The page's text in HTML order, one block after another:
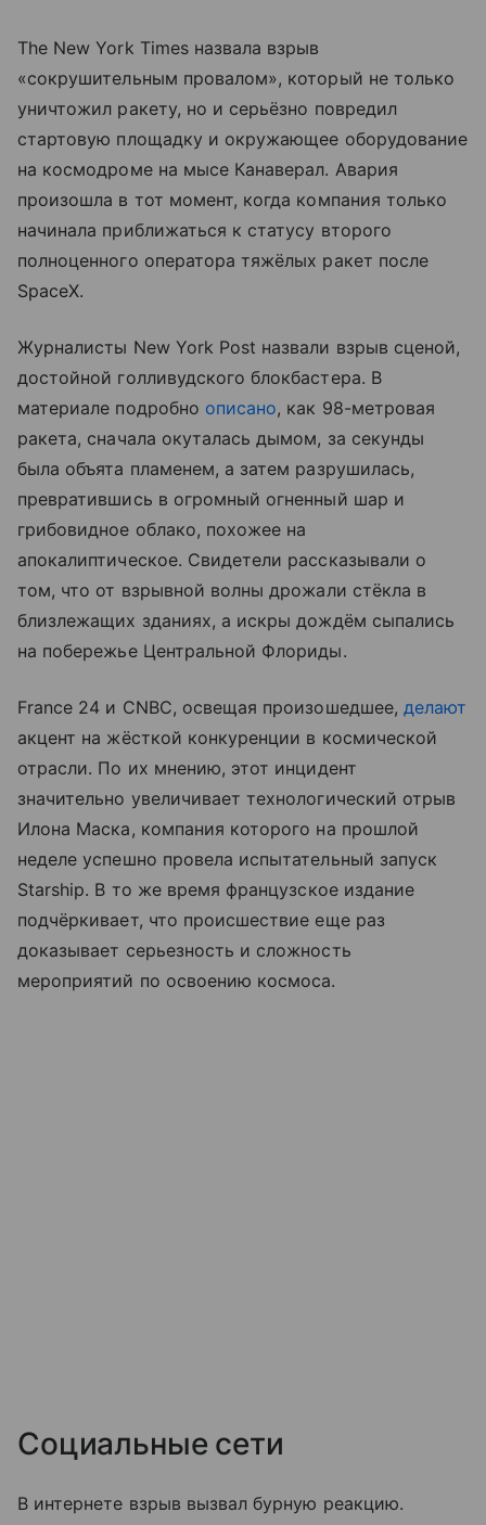
The New York Times назвала взрыв
«сокрушительным провалом», который не только
уничтожил ракету, но и серьёзно повредил
стартовую площадку и окружающее оборудование
на космодроме на мысе Канаверал. Авария
произошла в тот момент, когда компания только
начинала приближаться к статусу второго
полноценного оператора тяжёлых ракет после
SpaceX.
Журналисты New York Post назвали взрыв сценой,
достойной голливудского блокбастера. В
материале подробно описано, как 98-метровая
ракета, сначала окуталась дымом, за секунды
была объята пламенем, а затем разрушилась,
превратившись в огромный огненный шар и
грибовидное облако, похожее на
апокалиптическое. Свидетели рассказывали о
том, что от взрывной волны дрожали стёкла в
близлежащих зданиях, а искры дождём сыпались
на побережье Центральной Флориды.
France 24 и CNBC, освещая произошедшее, делают
акцент на жёсткой конкуренции в космической
отрасли. По их мнению, этот инцидент
значительно увеличивает технологический отрыв
Илона Маска, компания которого на прошлой
неделе успешно провела испытательный запуск
Starship. В то же время французское издание
подчёркивает, что происшествие еще раз
доказывает серьезность и сложность
мероприятий по освоению космоса.
Социальные сети
В интернете взрыв вызвал бурную реакцию.